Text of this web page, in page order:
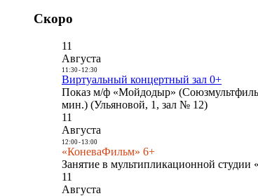
Скоро
11
Августа
11:30- 12:30
Виртуальный концертный зал 0+
Показ м/ф «Мойдодыр»
мин.) (Ульяновой, 1, зал № 12)
11
Августа
12:00- 13:00
«КоневаФильм» 6+
Занятие в мультипликационной
11
Августа